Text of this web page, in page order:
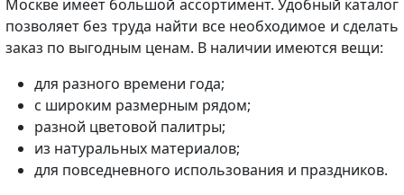
Москве имеет большой ассортимент. Удобный каталог
позволяет без труда найти все необходимое и сделать
заказ по выгодным ценам. В наличии имеются вещи:
для разного времени года;
с широким размерным рядом;
разной цветовой палитры;
из натуральных материалов;
для повседневного использования и праздников.